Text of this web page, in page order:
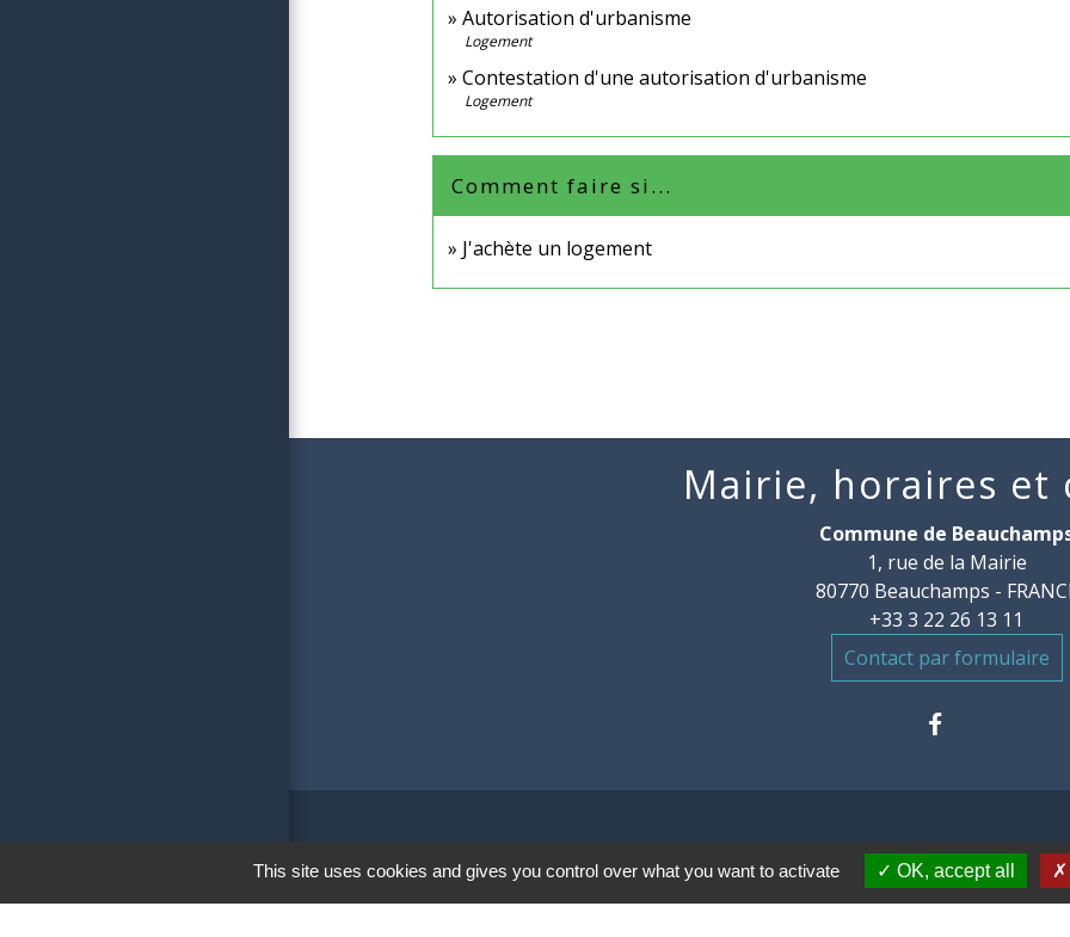
Autorisation d'urbanisme
Logement
Contestation d'une autorisation d'urbanisme
Logement
Comment faire si...
J'achète un logement
Mairie, horaires et
Commune de
1, rue de la Mairie
80770 Beauchamps -
+33 3 22 26 13 11
Contact par formulaire
Liens
This site uses cookies and gives you control over what you want to activate OK, accept all